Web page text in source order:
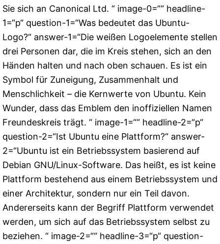
Sie sich an Canonical Ltd. “ image-0=““ headline-
1=“p“ question-1=“Was bedeutet das Ubuntu-
Logo?“ answer-1=“Die weißen Logoelemente stellen
drei Personen dar, die im Kreis stehen, sich an den
Händen halten und nach oben schauen. Es ist ein
Symbol für Zuneigung, Zusammenhalt und
Menschlichkeit – die Kernwerte von Ubuntu. Kein
Wunder, dass das Emblem den inoffiziellen Namen
Freundeskreis trägt. “ image-1=““ headline-2=“p“
question-2=“Ist Ubuntu eine Plattform?“ answer-
2=“Ubuntu ist ein Betriebssystem basierend auf
Debian GNU/Linux-Software. Das heißt, es ist keine
Plattform bestehend aus einem Betriebssystem und
einer Architektur, sondern nur ein Teil davon.
Andererseits kann der Begriff Plattform verwendet
werden, um sich auf das Betriebssystem selbst zu
beziehen. “ image-2=““ headline-3=“p“ question-